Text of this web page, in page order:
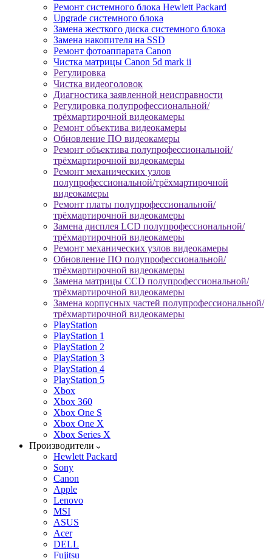
Ремонт системного блока Hewlett Packard
Upgrade системного блока
Замена жесткого диска системного блока
Замена накопителя на SSD
Ремонт фотоаппарата Canon
Чистка матрицы Canon 5d mark ii
Регулировка
Чистка видеоголовок
Диагностика заявленной неисправности
Регулировка полупрофессиональной/
трёхмартирочной видеокамеры
Ремонт объектива видеокамеры
Обновление ПО видеокамеры
Ремонт объектива полупрофессиональной/
трёхмартирочной видеокамеры
Ремонт механических узлов
полупрофессиональной/трёхмартирочной
видеокамеры
Ремонт платы полупрофессиональной/
трёхмартирочной видеокамеры
Замена дисплея LCD полупрофессиональной/
трёхмартирочной видеокамеры
Ремонт механических узлов видеокамеры
Обновление ПО полупрофессиональной/
трёхмартирочной видеокамеры
Замена матрицы CCD полупрофессиональной/
трёхмартирочной видеокамеры
Замена корпусных частей полупрофессиональной/
трёхмартирочной видеокамеры
PlayStation
PlayStation 1
PlayStation 2
PlayStation 3
PlayStation 4
PlayStation 5
Xbox
Xbox 360
Xbox One S
Xbox One X
Xbox Series X
Производители
Hewlett Packard
Sony
Canon
Apple
Lenovo
MSI
ASUS
Acer
DELL
Fujitsu